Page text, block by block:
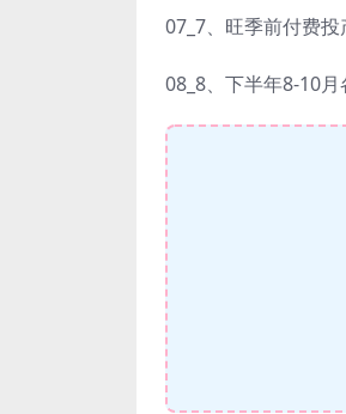
07_7、旺季前付费
08_8、下半年8-10